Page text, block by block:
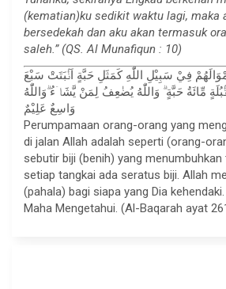
(kematian)ku sedikit waktu lagi, maka
bersedekah dan aku akan termasuk
saleh.” (QS. Al Munafiqun : 10)
فِيْ سَبِيْلِ اللّٰهِ كَمَثَلِ حَبَّةٍ اَنْۢبَتَتْ سَبْعَ
مِّائَةُ حَبَّةٍ ۗ وَاللّٰهُ يُضٰعِفُ لِمَنْ يَّشَاۤءُ ۗوَاللّٰهُ
وَاسِعٌ عَلِيْمٌ
Perumpamaan orang-orang yang
di jalan Allah adalah seperti (orang-
sebutir biji (benih) yang
setiap tangkai ada seratus biji. Allah
(pahala) bagi siapa yang Dia
Maha Mengetahui. (Al-Baqarah ayat